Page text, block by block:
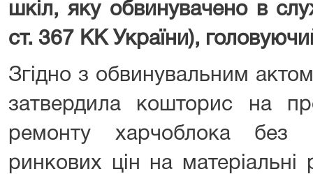
шкіл, яку обвинувачено в
ст. 367 КК України),
Згідно з обвинувальним
затвердила кошторис на
ремонту харчоблока без
ринкових цін на матеріальні